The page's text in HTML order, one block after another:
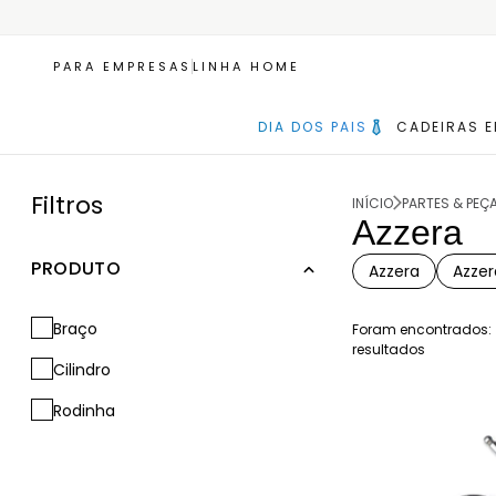
PARA EMPRESAS LINHA HOME
DIA DOS PAIS CADEIRAS
Filtros
PRODUTO
Braço
Cilindro
Rodinha
INÍCIO PARTES &
Azzera
Azzera
Foram encontrados:
resultados